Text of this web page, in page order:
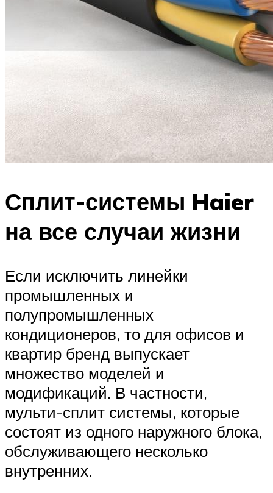
Сплит-системы Haier
на все случаи жизни
Если исключить линейки
промышленных и
полупромышленных
кондиционеров, то для офисов и
квартир бренд выпускает
множество моделей и
модификаций. В частности,
мульти-сплит системы, которые
состоят из одного наружного блока,
обслуживающего несколько
внутренних.